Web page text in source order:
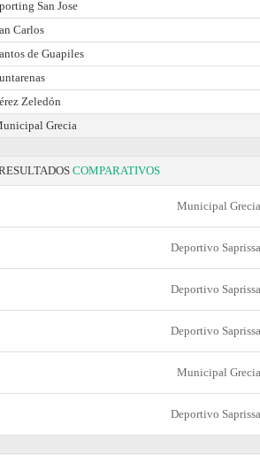
San Jose
Carlos
de Guapiles
Zeledón
Grecia
COMPARATIVOS
Municipal Grecia
Deportivo Saprissa
Deportivo Saprissa
Deportivo Saprissa
Municipal Grecia
Deportivo Saprissa